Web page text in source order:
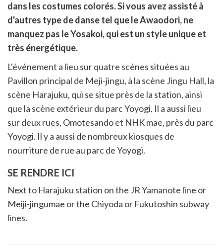
dans les costumes colorés. Si vous avez assisté à
d'autres type de danse tel que le Awaodori, ne
manquez pas le Yosakoi, qui est un style unique et
très énergétique.
L'événement a lieu sur quatre scènes situées au
Pavillon principal de Meji-jingu, à la scène Jingu Hall, la
scène Harajuku, qui se situe près de la station, ainsi
que la scène extérieur du parc Yoyogi. Il a aussi lieu
sur deux rues, Omotesando et NHK mae, près du parc
Yoyogi. Il y a aussi de nombreux kiosques de
nourriture de rue au parc de Yoyogi.
SE RENDRE ICI
Next to Harajuku station on the JR Yamanote line or
Meiji-jingumae or the Chiyoda or Fukutoshin subway
lines.